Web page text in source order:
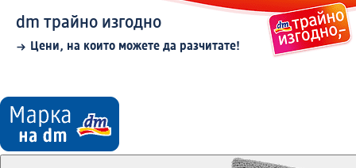
dm трайно изгодно
Цени, на които можете да разчитате!